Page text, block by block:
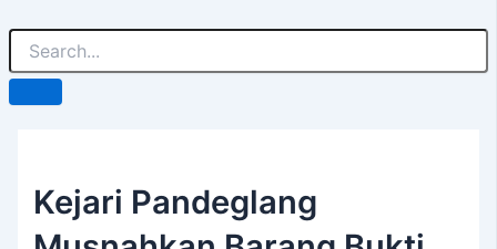
Kejari Pandeglang